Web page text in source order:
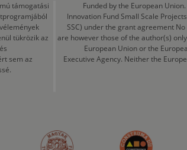
támogatási
tükrözik az
sem az
Funded by the European
Innovation Fund Small Scale
SSC) under the grant agreement
are however those of the author(s)
European Union or the
Executive Agency. Neither the